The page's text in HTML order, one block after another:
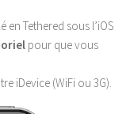
Tethered sous l’iOS
pour que vous
iDevice (WiFi ou 3G).